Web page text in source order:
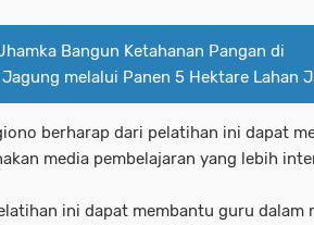
Bangun Ketahanan Pangan di
melalui Panen 5 Hektare Lahan
berharap dari pelatihan ini dapat
media pembelajaran yang lebih
ini dapat membantu guru dalam